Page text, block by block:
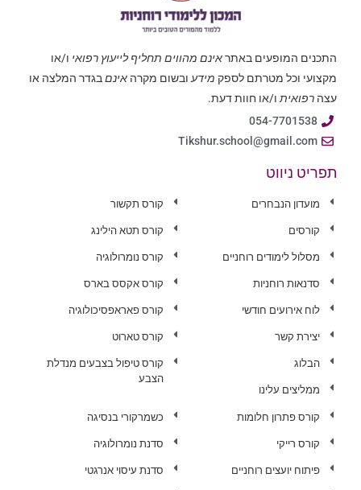
התכנים המופעים באתראינם מהווים תחליף לייעוץ רפואי ו/או
מקצועי וכל מטרתם לספק מידע ובשום מקרה אינםבגדר המלצה או
עצה רפואית ו/או חוות דעת.
054-7701538
Tikshur.school@gmail.com
תפריט ניווט
מועדון הנבחרים
קורסים
מסלול לימודים רוחניים
סדנאות רוחניות
לוח אירועים חודשי
יצירת קשר
הבלוג
ממליצים עלינו
קורס תקשור
קורס תטא הילינג
קורס נומרולוגיה
קורס אקסס בארס
קורס פאראפסיכולוגיה
קורס טארוט
קורס טיפול בצבעים מנדלת
הצבע
קורס פתרון חלומות
קורס רייקי
פיתוח יועצים רוחניים
כשמרקורי בנסיגה
סדנת נומרולוגיה
סדנת עיסוי אנרגטי